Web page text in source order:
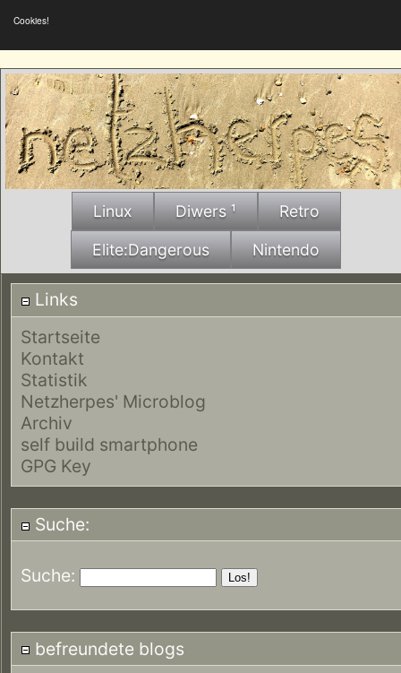
Cookies!
Linux Diwers ¹ Retro
Elite:Dangerous Nintendo
Links
Startseite
Kontakt
Statistik
Netzherpes' Microblog
Archiv
self build smartphone
GPG Key
Suche:
Suche:
befreundete blogs